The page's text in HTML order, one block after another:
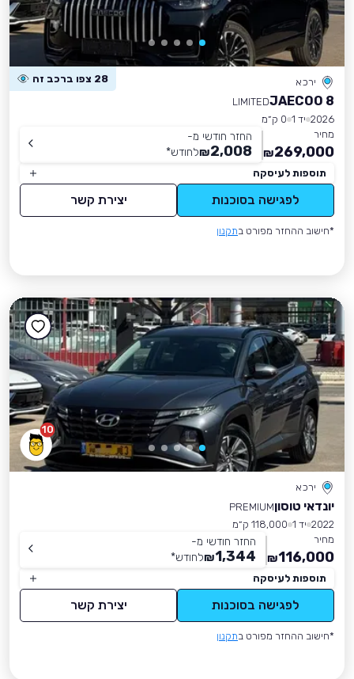
ירכא 28 צפו ברכב זה
JAECOO 8
LIMITED
2026 יד 1
0 ק״מ
מחיר
269,000
₪
החזר חודשי מ-
2,008
₪לחודש*
תוספות לעיסקה
לפגישה בסוכנות יצירת קשר
*חישוב ההחזר מפורט בתקנון
10
ירכא
יונדאי טוסוןPREMIUM
2022 יד 1
118,000 ק״מ
מחיר
116,000
₪
החזר חודשי מ-
1,344
₪לחודש*
תוספות לעיסקה
לפגישה בסוכנות יצירת קשר
*חישוב ההחזר מפורט בתקנון